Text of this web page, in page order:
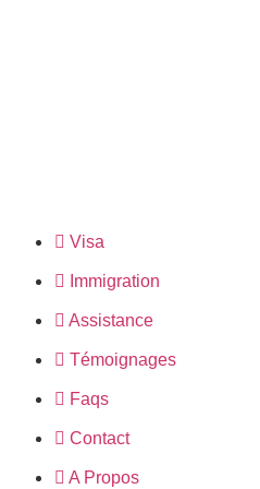
Visa
Immigration
Assistance
Témoignages
Faqs
Contact
A Propos